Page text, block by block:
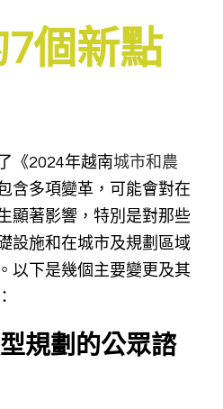
個新點
《2024年越南城市和農
含多項變革，可能會對在
顯著影響，特別是對那些
設施和在城市及規劃區域
以下是幾個主要變更及其
規劃的公眾諮